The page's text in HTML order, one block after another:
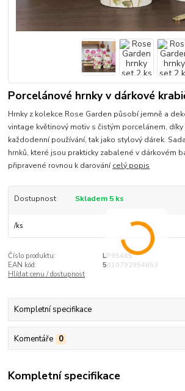
Porcelánové hrnky v dárkové
Hrnky z kolekce Rose Garden působí jemně a
vintage květinový motiv s čistým porcelánem,
každodenní používání, tak jako stylový dárek.
hrnků, které jsou prakticky zabalené v dárkovém
připravené rovnou k darovánícelý popis
Dostupnost Skladem 5 ks
/ks
Číslo produktu:
LP95465
EAN kód:
5010792954653
Hlídat cenu / dostupnost
Kompletní specifikace
Komentáře 0
Kompletní specifikace